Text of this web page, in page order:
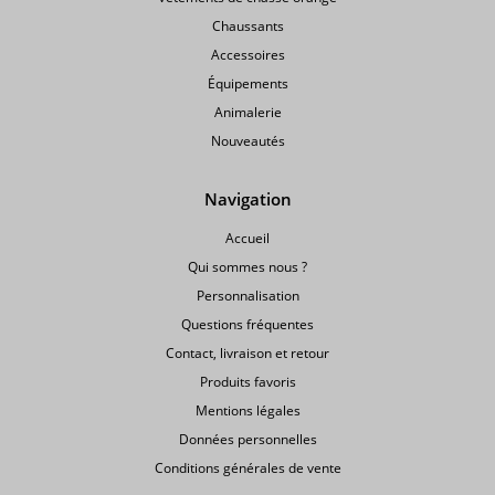
Chaussants
Accessoires
Équipements
Animalerie
Nouveautés
Navigation
Accueil
Qui sommes nous ?
Personnalisation
Questions fréquentes
Contact, livraison et retour
Produits favoris
Mentions légales
Données personnelles
Conditions générales de vente